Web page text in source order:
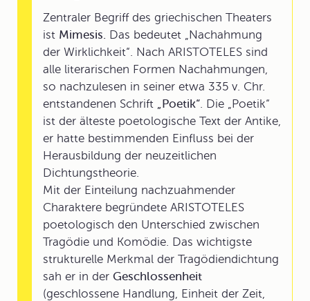
Zentraler Begriff des griechischen Theaters
ist Mimesis. Das bedeutet „Nachahmung
der Wirklichkeit“. Nach ARISTOTELES sind
alle literarischen Formen Nachahmungen,
so nachzulesen in seiner etwa 335 v. Chr.
entstandenen Schrift „Poetik“. Die „Poetik“
ist der älteste poetologische Text der Antike,
er hatte bestimmenden Einfluss bei der
Herausbildung der neuzeitlichen
Dichtungstheorie.
Mit der Einteilung nachzuahmender
Charaktere begründete ARISTOTELES
poetologisch den Unterschied zwischen
Tragödie und Komödie. Das wichtigste
strukturelle Merkmal der Tragödiendichtung
sah er in der Geschlossenheit
(geschlossene Handlung, Einheit der Zeit,